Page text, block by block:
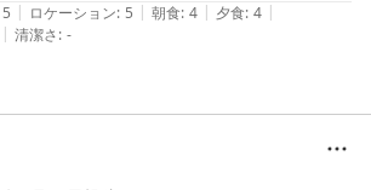
ったです。
な感じだったので、せっかく外で気持ちよく食
コーヒーとトーストのような感じで、モーニン
かった。
5 | ロケーション: 5 | 朝食: 4 | 夕食: 4 |
| 清潔さ: -